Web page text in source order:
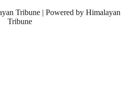
Tribune | Powered by Himalayan
Tribune